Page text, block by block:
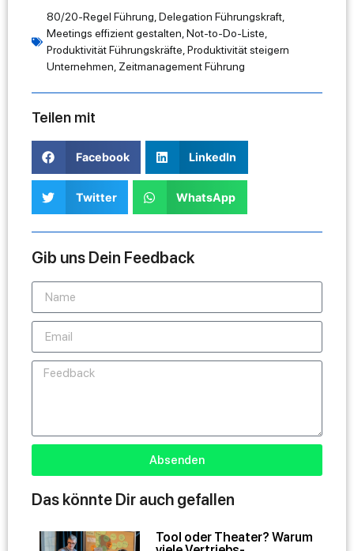
80/20-Regel Führung Delegation Führungskraft
Meetings effizient gestalten Not-to-Do-Liste
Produktivität Führungskräfte Produktivität steigern
Unternehmen Zeitmanagement Führung
Teilen mit
Facebook LinkedIn
Twitter WhatsApp
Gib uns Dein Feedback
Absenden
Das könnte Dir auch gefallen
Tool oder Theater? Warum